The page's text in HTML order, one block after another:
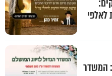
לאלפי
המשדר